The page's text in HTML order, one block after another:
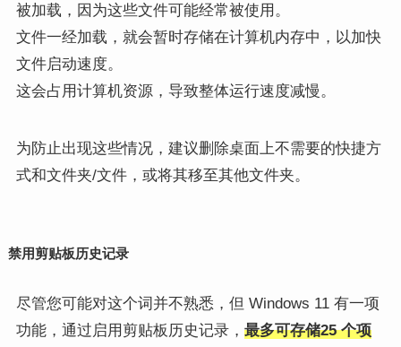
被加载，因为这些文件可能经常被使用。
文件一经加载，就会暂时存储在计算机内存中，以加快
文件启动速度。
这会占用计算机资源，导致整体运行速度减慢。
为防止出现这些情况，建议删除桌面上不需要的快捷方
式和文件夹/文件，或将其移至其他文件夹。
禁用剪贴板历史记录
尽管您可能对这个词并不熟悉，但 Windows 11 有一项
功能，通过启用剪贴板历史记录， 最多可存储25 个项